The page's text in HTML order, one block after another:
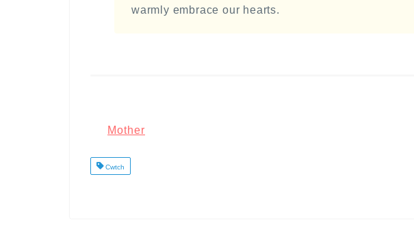
warmly embrace our hearts.
Mother
Cwtch